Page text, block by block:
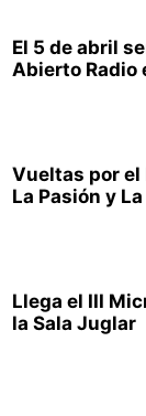
El 5 de abril
Abierto Radio
Vueltas por
La Pasión y
Llega el III
la Sala Juglar